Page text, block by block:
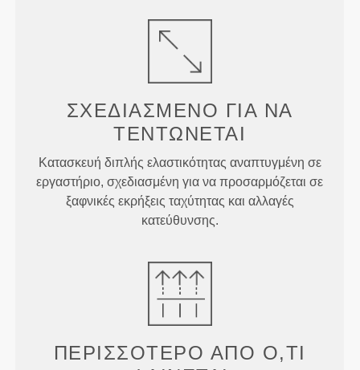
ΣΧΕΔΙΑΣΜΈΝΟ ΓΙΑ ΝΑ
ΤΕΝΤΏΝΕΤΑΙ
Κατασκευή διπλής ελαστικότητας αναπτυγμένη σε
εργαστήριο, σχεδιασμένη για να προσαρμόζεται σε
ξαφνικές εκρήξεις ταχύτητας και αλλαγές
κατεύθυνσης.
ΠΕΡΙΣΣΌΤΕΡΟ ΑΠΌ Ό,ΤΙ